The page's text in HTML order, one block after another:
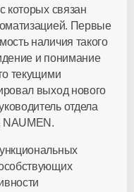
которых связан
Первые
наличия такого
и понимание
текущими
выход нового
отдела
NAUMEN.